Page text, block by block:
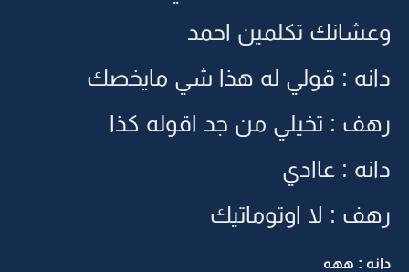
وعشانك تكلمين احمد
دانه : قولي له هذا شي مايخصك
رهف : تخيلي من جد اقوله كذا
دانه : عاادي
رهف : لا اوتوماتيك
دانه : ههه